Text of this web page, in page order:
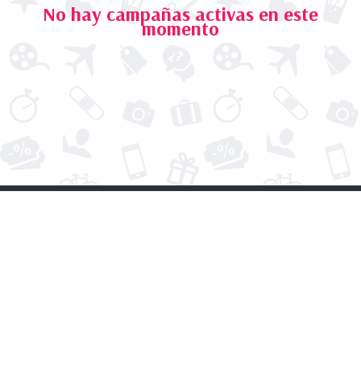
No hay campañas activas en este
momento